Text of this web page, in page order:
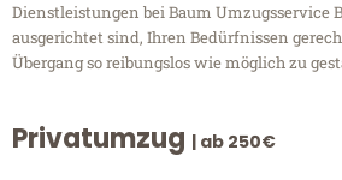
Dienstleistungen bei Baum Umzugsservice
ausgerichtet sind, Ihren Bedürfnissen
Übergang so reibungslos wie möglich zu
Privatumzug | ab 250€